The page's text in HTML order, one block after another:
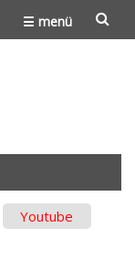
☰ menü
Youtube